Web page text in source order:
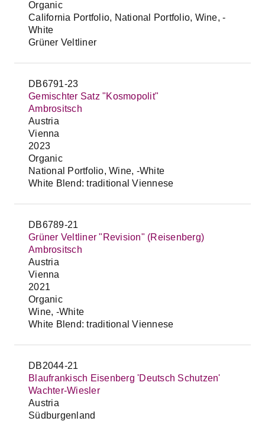
Organic
California Portfolio, National Portfolio, Wine, -
White
Grüner Veltliner
DB6791-23
Gemischter Satz "Kosmopolit"
Ambrositsch
Austria
Vienna
2023
Organic
National Portfolio, Wine, -White
White Blend: traditional Viennese
DB6789-21
Grüner Veltliner "Revision" (Reisenberg)
Ambrositsch
Austria
Vienna
2021
Organic
Wine, -White
White Blend: traditional Viennese
DB2044-21
Blaufrankisch Eisenberg 'Deutsch Schutzen'
Wachter-Wiesler
Austria
Südburgenland